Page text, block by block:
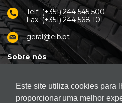
Este site utiliza cookies para
proporcionar uma melhor
Telf: (+351) 244 545 500
Fax: (+351) 244 568 101
geral@eib.pt
Sobre nós
Apoio ao Cliente